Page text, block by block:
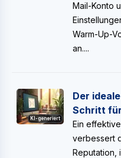
Mail-Konto
Warm-Up-
an....
KI-generiert
Der
Schritt
Ein
verbessert
Reputation,